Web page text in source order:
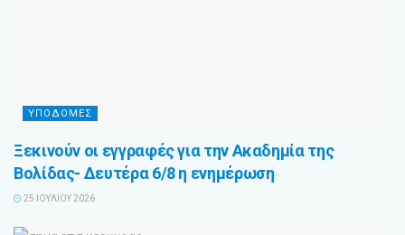
ΥΠΟΔΟΜΕΣ
Ξεκινούν οι εγγραφές για την Ακαδημία της
Βολίδας- Δευτέρα 6/8 η ενημέρωση
25 ΙΟΥΛΊΟΥ 2026